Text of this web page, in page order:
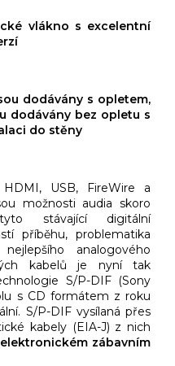
vlákno s excelentní
dodávány s opletem,
dodávány bez opletu s
do stěny
USB, FireWire a
možnosti audia skoro
stávající digitální
příběhu, problematika
analogového
kabelů je nyní tak
S/P-DIF (Sony
s CD formátem z roku
S/P-DIF vysílaná přes
kabely (EIA-J) z nich
zábavním